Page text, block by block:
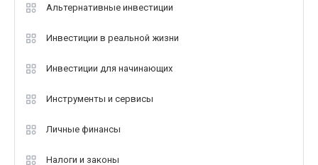
Альтернативные инвестиции
Инвестиции в реальной жизни
Инвестиции для начинающих
Инструменты и сервисы
Личные финансы
Налоги и законы